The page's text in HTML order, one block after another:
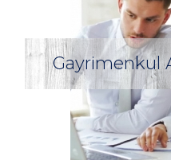
Gayrimenkul